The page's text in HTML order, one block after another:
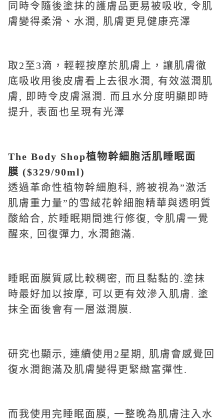
同時令隨後塗抹的護膚品更易被吸收, 令肌
膚變得柔滑、水潤, 肌膚更見健康亮澤
取2至3滴，輕輕按摩於肌膚上，讓肌膚徹
底吸收用後皮膚看上去很水潤, 有效滋潤肌
膚, 即時令皮膚濕潤. 而且水分度明顯即時
提升, 表面也呈現有光澤
The Body Shop植物幹細胞活肌睡眠面
膜 ($329/90ml)
透過革命性植物幹細胞科, 將被視為”激活
肌膚重力量”的雪絨花幹細胞精華與透明質
酸給合, 於睡眠期間進行修復, 令肌膚一覺
醒來, 回復彈力, 水潤飽滿.
睡眠面膜質感比較稠密, 而且黏黏的.塗抹
時最好加以按摩, 可以更有效滲入肌膚. 塗
抹全面後會有一層滋潤膜.
研究也顯示, 連續使用2星期, 肌膚會感覺回
復水潤飽滿及肌膚變得更緊緻富彈性.
而我使用完睡眠面膜, 一整晚為肌膚注入水